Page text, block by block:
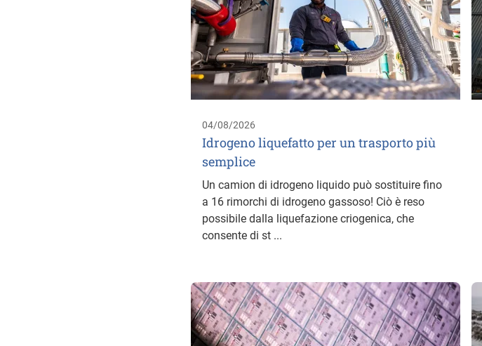
04/08/2026
Idrogeno liquefatto per un trasporto più
semplice
Un camion di idrogeno liquido può sostituire fino
a 16 rimorchi di idrogeno gassoso! Ciò è reso
possibile dalla liquefazione criogenica, che
consente di st ...